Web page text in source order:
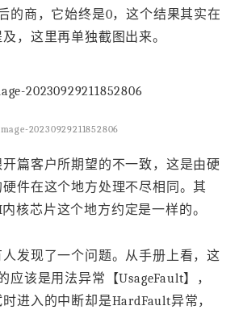
的商，它始终是0，这个结果其实在
，这里再单独截图出来。
20230929211852806
篇客户所期望的不一致，这是由硬
件在这个地方处理不尽相同。其
核芯片这个地方约定是一样的。
发现了一个问题。从手册上看，这
应该是用法异常【UsageFault】，
进入的中断却是HardFault异常，